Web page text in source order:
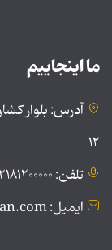
ما اینجاییم
آدرس: بلوار
۱۲
تلفن: ۰۲۱۸۱۲۰۰۰۰۰
ایمیل: public@tebyan.com